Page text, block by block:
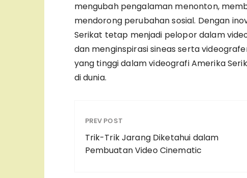
mengubah pengalaman menonton,
mendorong perubahan sosial. Dengan
Serikat tetap menjadi pelopor dalam
dan menginspirasi sineas serta
yang tinggi dalam videografi Amerika
di dunia.
PREV POST
Trik-Trik Jarang Diketahui dalam
Pembuatan Video Cinematic